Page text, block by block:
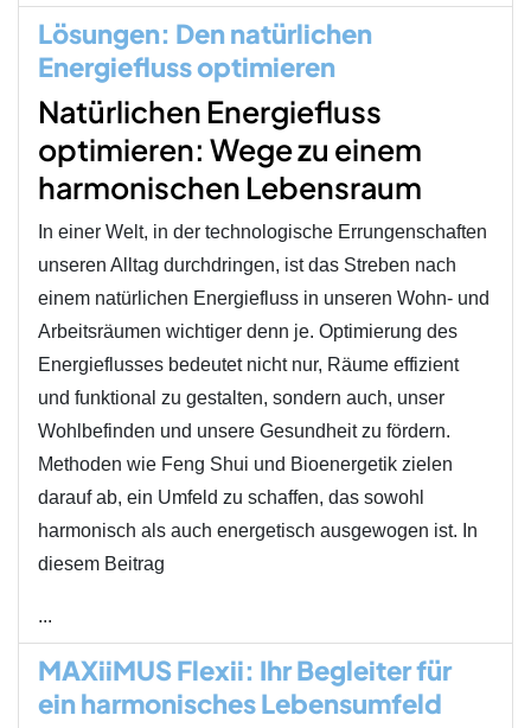
Lösungen: Den natürlichen
Energiefluss optimieren
Natürlichen Energiefluss
optimieren: Wege zu einem
harmonischen Lebensraum
In einer Welt, in der technologische Errungenschaften
unseren Alltag durchdringen, ist das Streben nach
einem natürlichen Energiefluss in unseren Wohn- und
Arbeitsräumen wichtiger denn je. Optimierung des
Energieflusses bedeutet nicht nur, Räume effizient
und funktional zu gestalten, sondern auch, unser
Wohlbefinden und unsere Gesundheit zu fördern.
Methoden wie Feng Shui und Bioenergetik zielen
darauf ab, ein Umfeld zu schaffen, das sowohl
harmonisch als auch energetisch ausgewogen ist. In
diesem Beitrag
...
MAXiiMUS Flexii: Ihr Begleiter für
ein harmonisches Lebensumfeld